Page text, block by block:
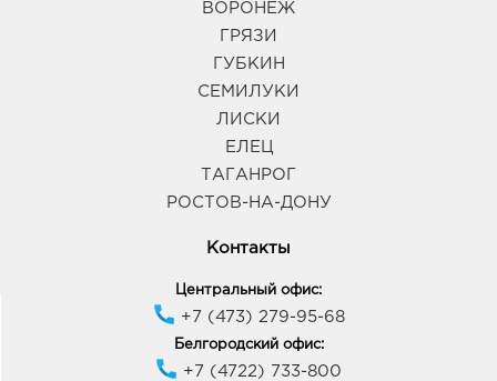
ВОРОНЕЖ
ГРЯЗИ
ГУБКИН
СЕМИЛУКИ
ЛИСКИ
ЕЛЕЦ
ТАГАНРОГ
РОСТОВ-НА-ДОНУ
Контакты
Центральный офис:
+7 (473) 279-95-68
Белгородский офис:
+7 (4722) 733-800